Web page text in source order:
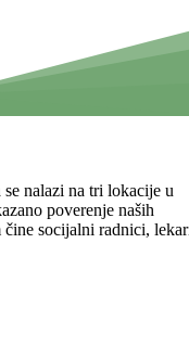
nalazi na tri lokacije u
poverenje naših
socijalni radnici,